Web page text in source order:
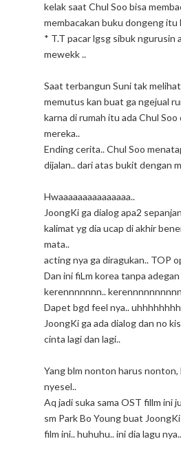
kelak saat Chul Soo bisa
membacakan buku dongeng itu
* T.T pacar lgsg sibuk ngurusin
mewekk ..
Saat terbangun Suni tak
memutus kan buat ga ngejual
karna di rumah itu ada Chul Soo
mereka..
Ending cerita.. Chul Soo
dijalan.. dari atas bukit dengan
Hwaaaaaaaaaaaaaaa..
JoongKi ga dialog apa2
kalimat yg dia ucap di akhir
mata..
acting nya ga diragukan.. TOP
Dan ini fiLm korea tanpa
kerennnnnnn..
Dapet bgd feel nya.. uhhhhhhhh
JoongKi ga ada dialog dan no
cinta lagi dan lagi..
Yang blm nonton harus nonton,
nyesel..
Aq jadi suka sama OST fillm ini
sm Park Bo Young buat
film ini.. huhuhu.. ini dia lagu